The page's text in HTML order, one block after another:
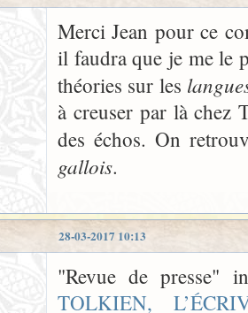
Merci Jean pour ce
il faudra que je me le
théories sur les
à creuser par là chez
des échos. On
gallois.
28-03-2017 10:13
"Revue de presse"
TOLKIEN,